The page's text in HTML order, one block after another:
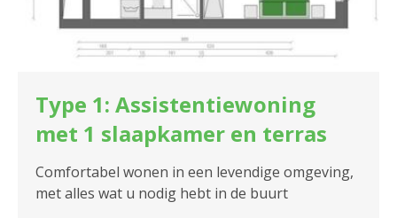
Type 1: Assistentiewoning
met 1 slaapkamer en terras
Comfortabel wonen in een levendige omgeving,
met alles wat u nodig hebt in de buurt